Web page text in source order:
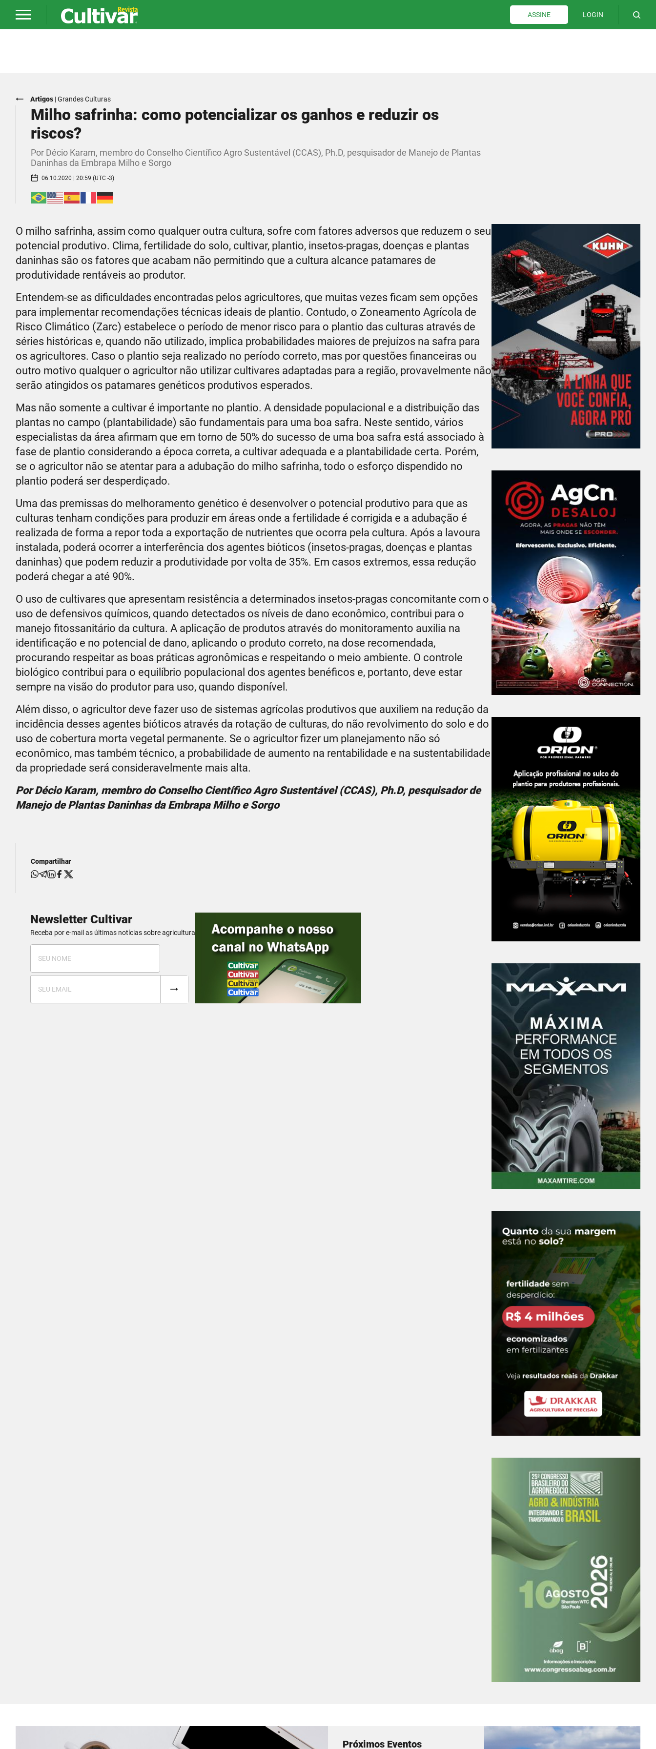
ASSINE LOGIN
Artigos |Grandes Culturas
Milho safrinha: como potencializar os ganhos e reduzir os
riscos?
Por Décio Karam, membro do Conselho Científico Agro Sustentável (CCAS), Ph.D, pesquisador de Manejo de Plantas
Daninhas da Embrapa Milho e Sorgo
06.10.2020 | 20:59 (UTC -3)
O milho safrinha, assim como qualquer outra cultura, sofre com fatores adversos que reduzem o seu
potencial produtivo. Clima, fertilidade do solo, cultivar, plantio, insetos-pragas, doenças e plantas
daninhas são os fatores que acabam não permitindo que a cultura alcance patamares de
produtividade rentáveis ao produtor.
Entendem-se as dificuldades encontradas pelos agricultores, que muitas vezes ficam sem opções
para implementar recomendações técnicas ideais de plantio. Contudo, o Zoneamento Agrícola de
Risco Climático (Zarc) estabelece o período de menor risco para o plantio das culturas através de
séries históricas e, quando não utilizado, implica probabilidades maiores de prejuízos na safra para
os agricultores. Caso o plantio seja realizado no período correto, mas por questões financeiras ou
outro motivo qualquer o agricultor não utilizar cultivares adaptadas para a região, provavelmente não
serão atingidos os patamares genéticos produtivos esperados.
Mas não somente a cultivar é importante no plantio. A densidade populacional e a distribuição das
plantas no campo (plantabilidade) são fundamentais para uma boa safra. Neste sentido, vários
especialistas da área afirmam que em torno de 50% do sucesso de uma boa safra está associado à
fase de plantio considerando a época correta, a cultivar adequada e a plantabilidade certa. Porém,
se o agricultor não se atentar para a adubação do milho safrinha, todo o esforço dispendido no
plantio poderá ser desperdiçado.
Uma das premissas do melhoramento genético é desenvolver o potencial produtivo para que as
culturas tenham condições para produzir em áreas onde a fertilidade é corrigida e a adubação é
realizada de forma a repor toda a exportação de nutrientes que ocorra pela cultura. Após a lavoura
instalada, poderá ocorrer a interferência dos agentes bióticos (insetos-pragas, doenças e plantas
daninhas) que podem reduzir a produtividade por volta de 35%. Em casos extremos, essa redução
poderá chegar a até 90%.
O uso de cultivares que apresentam resistência a determinados insetos-pragas concomitante com o
uso de defensivos químicos, quando detectados os níveis de dano econômico, contribui para o
manejo fitossanitário da cultura. A aplicação de produtos através do monitoramento auxilia na
identificação e no potencial de dano, aplicando o produto correto, na dose recomendada,
procurando respeitar as boas práticas agronômicas e respeitando o meio ambiente. O controle
biológico contribui para o equilíbrio populacional dos agentes benéficos e, portanto, deve estar
sempre na visão do produtor para uso, quando disponível.
Além disso, o agricultor deve fazer uso de sistemas agrícolas produtivos que auxiliem na redução da
incidência desses agentes bióticos através da rotação de culturas, do não revolvimento do solo e do
uso de cobertura morta vegetal permanente. Se o agricultor fizer um planejamento não só
econômico, mas também técnico, a probabilidade de aumento na rentabilidade e na sustentabilidade
da propriedade será consideravelmente mais alta.
Por Décio Karam, membro do Conselho Científico Agro Sustentável (CCAS), Ph.D, pesquisador de
Manejo de Plantas Daninhas da Embrapa Milho e Sorgo
Compartilhar
Newsletter Cultivar
Receba por e-mail as últimas notícias sobre agricultura
Próximos Eventos